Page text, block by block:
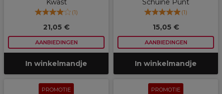
Kwast
(1)
21,05 €
AANBIEDINGEN
In winkelmandje
Schuine Punt
(1)
15,05 €
AANBIEDINGEN
In winkelmandje
PROMOTIE PROMOTIE